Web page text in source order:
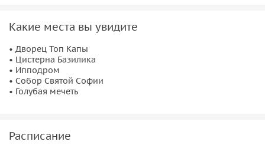
зодчества насчитывает полтора тысячелетия. Вы узнаете,
кто и когда его создал и как складывалась непростая
судьба собора.
• Голубая мечеть: её считают самым важным памятником
исламской архитектуры. Гид расскажет легенду об этой
•Цистерна Базилика
Какие места вы увидите
• Дворец Топ Капы
• Цистерна Базилика
• Ипподром
• Собор Святой Софии
• Голубая мечеть
Расписание